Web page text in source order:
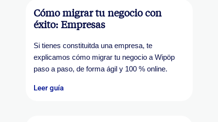
Cómo migrar tu negocio con
éxito: Empresas
Si tienes constituitda una empresa, te
explicamos cómo migrar tu negocio a Wipöp
paso a paso, de forma ágil y 100 % online.
Leer guía